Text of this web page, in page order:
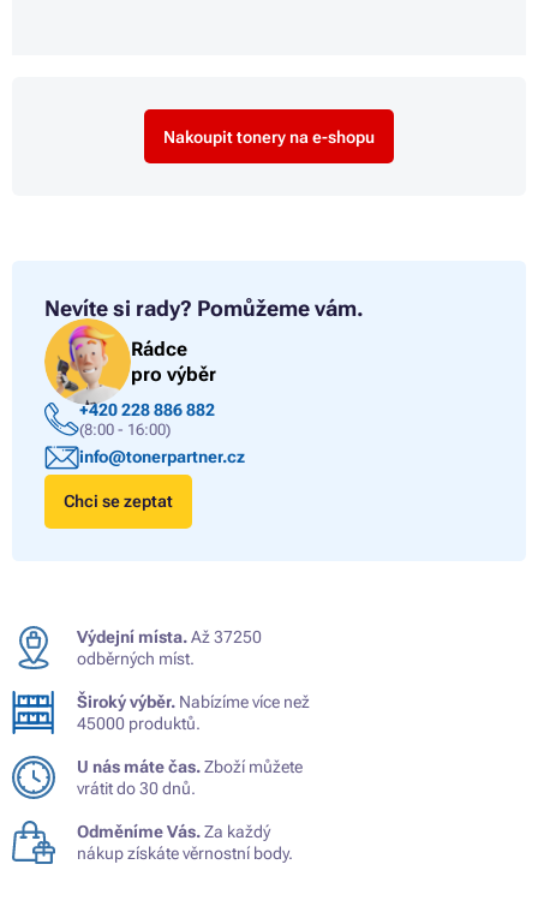
Nakoupit tonery na e-shopu
Nevíte si rady? Pomůžeme vám.
Rádce
pro výběr
+420 228 886 882
(8:00 - 16:00)
info@tonerpartner.cz
Chci se zeptat
Výdejní místa.Až 37250
odběrných míst.
Široký výběr. Nabízíme více než
45000 produktů.
U nás máte čas.Zboží můžete
vrátit do 30 dnů.
Odměníme Vás.Za každý
nákup získáte věrnostní body.